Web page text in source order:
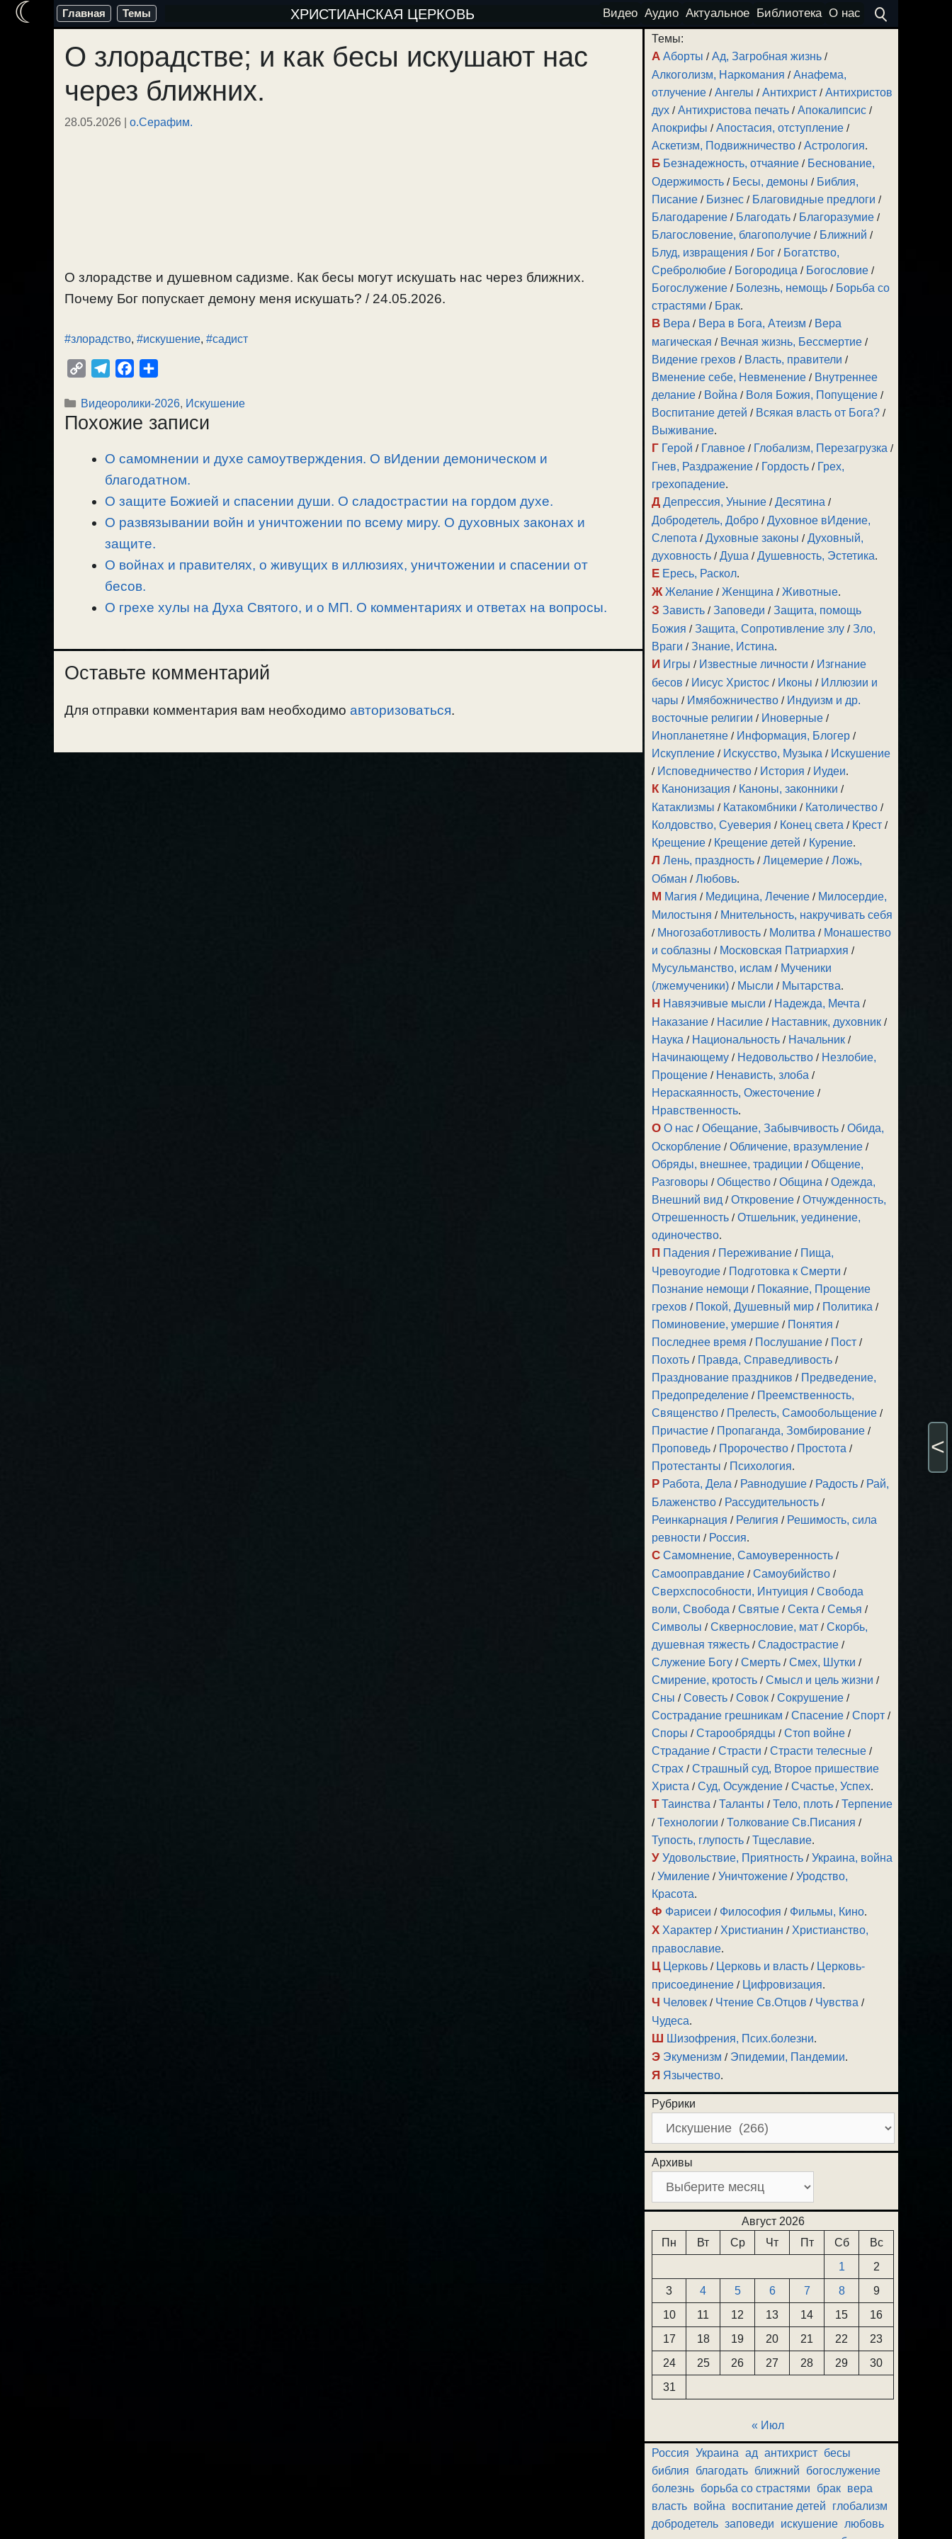
Перейти
содержимому
Главная Темы ХРИСТИАНСКАЯ ЦЕРКОВЬ Видео Аудио Актуальное Библиотека О нас
О злорадстве; и как бесы искушают нас
через ближних.
28.05.2026 | о.Серафим.
О злорадстве и душевном садизме. Как бесы могут искушать нас через ближних.
Почему Бог попускает демону меня искушать? / 24.05.2026.
#злорадство, #искушение, #садист
p
y
l
e
r
a
m
c
e
o
o
k
п
р
в
и
т
Рубрики
Видеоролики-2026, Искушение
Похожие записи
О самомнении и духе самоутверждения. О вИдении демоническом и
благодатном.
О защите Божией и спасении души. О сладострастии на гордом духе.
О развязывании войн и уничтожении по всему миру. О духовных законах и
защите.
О войнах и правителях, о живущих в иллюзиях, уничтожении и спасении от
бесов.
О грехе хулы на Духа Святого, и о МП. О комментариях и ответах на вопросы.
Оставьте комментарий
Для отправки комментария вам необходимо авторизоваться.
Темы:
А Аборты /Ад, Загробная жизнь /
Алкоголизм, Наркомания /Анафема,
отлучение /Ангелы /Антихрист /Антихристов
дух /Антихристова печать /Апокалипсис /
Апокрифы /Апостасия, отступление /
Аскетизм, Подвижничество /Астрология.
Б Безнадежность, отчаяние / Беснование,
Одержимость / Бесы, демоны / Библия,
Писание / Бизнес / Благовидные предлоги /
Благодарение / Благодать / Благоразумие /
Благословение, благополучие / Ближний /
Блуд, извращения / Бог / Богатство,
Сребролюбие / Богородица / Богословие /
Богослужение / Болезнь, немощь / Борьба со
страстями / Брак.
В Вера / Вера в Бога, Атеизм / Вера
магическая / Вечная жизнь, Бессмертие /
Видение грехов / Власть, правители /
Вменение себе, Невменение / Внутреннее
делание / Война / Воля Божия, Попущение /
Воспитание детей / Всякая власть от Бога? /
Выживание.
Г Герой / Главное / Глобализм, Перезагрузка /
Гнев, Раздражение / Гордость / Грех,
грехопадение.
Д Депрессия, Уныние /Десятина /
Добродетель, Добро /Духовное вИдение,
Слепота /Духовные законы /Духовный,
духовность /Душа /Душевность, Эстетика.
Е Ересь, Раскол.
Ж Желание /Женщина /Животные.
З Зависть /Заповеди /Защита, помощь
Божия /Защита, Сопротивление злу /Зло,
Враги /Знание, Истина.
И Игры / Известные личности / Изгнание
бесов / Иисус Христос / Иконы / Иллюзии и
чары / Имябожничество / Индуизм и др.
восточные религии / Иноверные /
Инопланетяне / Информация, Блогер /
Искупление / Искусство, Музыка / Искушение
/ Исповедничество / История / Иудеи.
К Канонизация / Каноны, законники /
Катаклизмы / Катакомбники / Католичество /
Колдовство, Суеверия / Конец света / Крест /
Крещение / Крещение детей / Курение.
Л Лень, праздность /Лицемерие /Ложь,
Обман /Любовь.
М Магия / Медицина, Лечение / Милосердие,
Милостыня / Мнительность, накручивать себя
/ Многозаботливость / Молитва / Монашество
и соблазны / Московская Патриархия /
Мусульманство, ислам / Мученики
(лжемученики) / Мысли / Мытарства.
Н Навязчивые мысли / Надежда, Мечта /
Наказание / Насилие / Наставник, духовник /
Наука / Национальность / Начальник /
Начинающему / Недовольство / Незлобие,
Прощение / Ненависть, злоба /
Нераскаянность, Ожесточение /
Нравственность.
О О нас /Обещание, Забывчивость /Обида,
Оскорбление /Обличение, вразумление /
Обряды, внешнее, традиции /Общение,
Разговоры /Общество /Община /Одежда,
Внешний вид /Откровение /Отчужденность,
Отрешенность /Отшельник, уединение,
одиночество.
П Падения / Переживание / Пища,
Чревоугодие / Подготовка к Смерти /
Познание немощи / Покаяние, Прощение
грехов / Покой, Душевный мир / Политика /
Поминовение, умершие / Понятия /
Последнее время / Послушание / Пост /
Похоть / Правда, Справедливость /
Празднование праздников / Предведение,
Предопределение / Преемственность,
Священство / Прелесть, Самообольщение /
Причастие / Пропаганда, Зомбирование /
Проповедь / Пророчество / Простота /
Протестанты / Психология.
Р Работа, Дела / Равнодушие / Радость / Рай,
Блаженство / Рассудительность /
Реинкарнация / Религия / Решимость, сила
ревности / Россия.
С Самомнение, Самоуверенность /
Самооправдание /Самоубийство /
Сверхспособности, Интуиция /Свобода
воли, Свобода /Святые /Секта /Семья /
Символы /Сквернословие, мат /Скорбь,
душевная тяжесть /Сладострастие /
Служение Богу /Смерть /Смех, Шутки /
Смирение, кротость /Смысл и цель жизни /
Сны /Совесть /Совок /Сокрушение /
Сострадание грешникам /Спасение /Спорт /
Споры /Старообрядцы /Стоп войне /
Страдание /Страсти /Страсти телесные /
Страх /Страшный суд, Второе пришествие
Христа /Суд, Осуждение /Счастье, Успех.
Т Таинства /Таланты /Тело, плоть /Терпение
/Технологии /Толкование Св.Писания /
Тупость, глупость /Тщеславие.
У Удовольствие, Приятность /Украина, война
/Умиление /Уничтожение /Уродство,
Красота.
Ф Фарисеи / Философия / Фильмы, Кино.
Х Характер / Христианин / Христианство,
православие.
Ц Церковь / Церковь и власть / Церковь-
присоединение / Цифровизация.
Ч Человек / Чтение Св.Отцов / Чувства /
Чудеса.
Ш Шизофрения, Псих.болезни.
Э Экуменизм / Эпидемии, Пандемии.
Я Язычество.
Рубрики
Архивы
Август 2026
Пн
Вт Ср Чт Пт Сб
Вс
1
2
3
4 5 6 7 8
9
10
11 12 13 14 15
16
17
18 19 20 21 22
23
24
25 26 27 28 29
30
31
« Июл
Россия Украина ад антихрист бесы
библия
благодать ближний
богослужение
болезнь борьба со страстями брак вера
власть война воспитание детей
глобализм
добродетель заповеди искушение любовь
☾
<